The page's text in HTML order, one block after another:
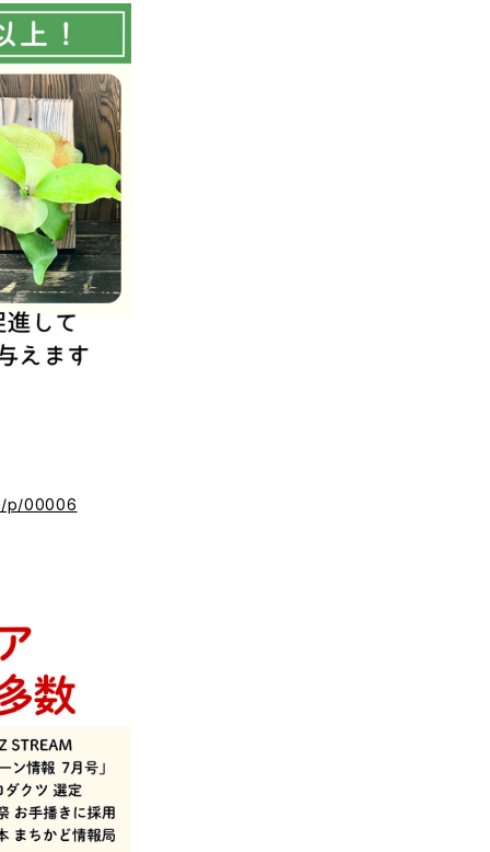
p/00006